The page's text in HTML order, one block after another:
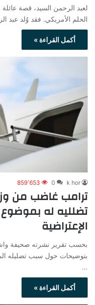
لعبد الرحمن السيد، قصة
الحلم الأمريكي. فقد وُلد عبد
أكمل القراءة »
k hor
0 859٬653
ترامب غاضب من
تضلليه له بموضوع
الإعتراضية
بحسب تقرير نشرته صحيفة
بتوضيحات حول سبب تضليله
…
أكمل القراءة »